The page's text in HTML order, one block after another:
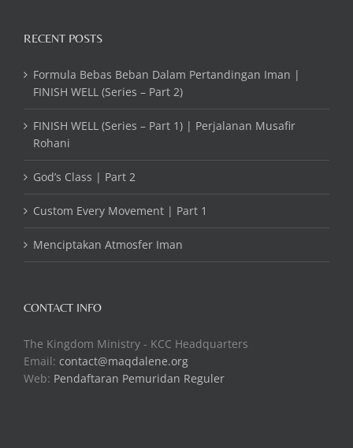
RECENT POSTS
Formula Bebas Beban Dalam Pertandingan Iman |
FINISH WELL (Series – Part 2)
FINISH WELL (Series – Part 1) | Perjalanan Musafir
Rohani
God’s Class | Part 2
Custom Every Movement | Part 1
Menciptakan Atmosfer Iman
CONTACT INFO
The Kingdom Ministry - KCC Headquarters
Email: contact@maqdalene.org
Web: Pendaftaran Pemuridan Reguler